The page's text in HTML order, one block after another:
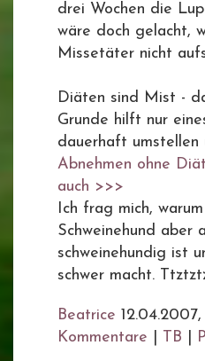
drei Wochen die
wäre doch gelacht,
Missetäter nicht
Diäten sind Mist -
Grunde hilft nur
dauerhaft umstellen
Abnehmen ohne
auch >>>
Ich frag mich,
Schweinehund aber
schweinehundig ist
schwer macht.
Beatrice 12.04.2007,
Kommentare
TB